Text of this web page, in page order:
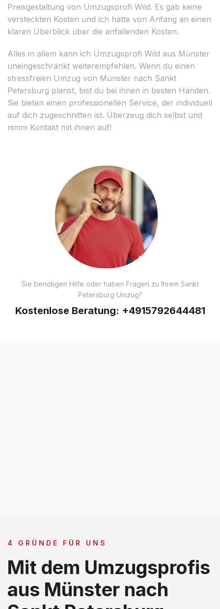
Preisgestaltung von Umzugsprofi Wild. Es gab keine
versteckten Kosten und ich hatte von Anfang an einen
klaren Überblick über die anfallenden Kosten.
Alles in allem kann ich Umzugsprofi Wild aus Münster
uneingeschränkt weiterempfehlen. Wenn du einen
stressfreien Umzug von Münster nach Sankt
Petersburg planst, bist du bei ihnen in besten Händen.
Sie bieten einen professionellen Service, der individuell
auf dich zugeschnitten ist. Überzeug dich selbst und
nimm Kontakt mit ihnen auf!
Sie benötigen Hilfe oder haben Fragen zu Ihrem Sankt
Petersburg Umzug?
Kostenlose Beratung: +4915792644481
4 GRÜNDE FÜR UNS
Mit dem Umzugsprofis
aus Münster nach